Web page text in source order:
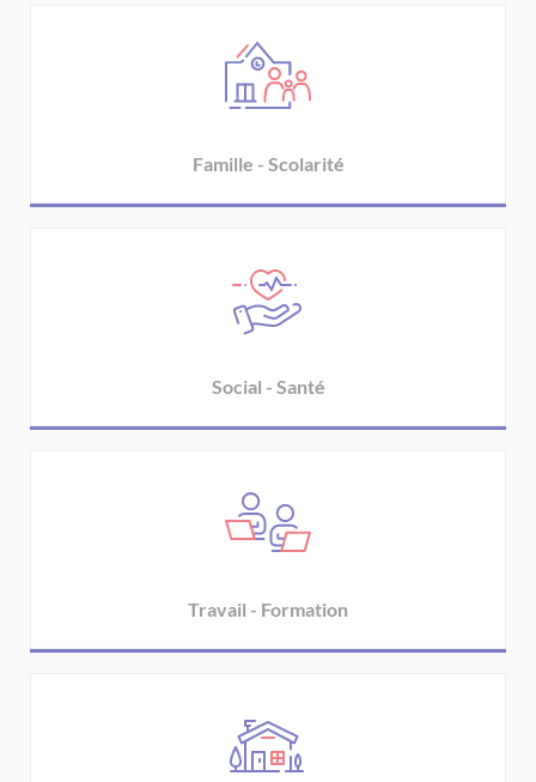
Famille - Scolarité
Social - Santé
Travail - Formation